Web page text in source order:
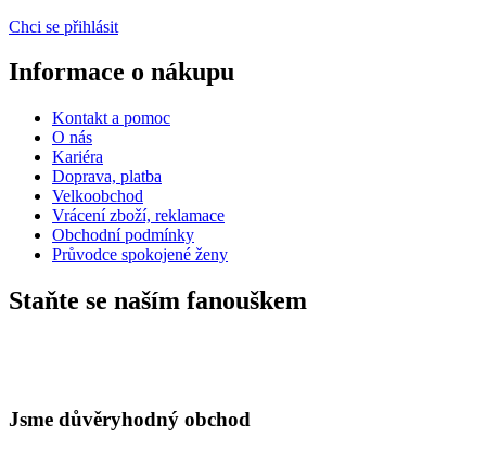
Chci se přihlásit
Informace o nákupu
Kontakt a pomoc
O nás
Kariéra
Doprava, platba
Velkoobchod
Vrácení zboží, reklamace
Obchodní podmínky
Průvodce spokojené ženy
Staňte se naším fanouškem
Jsme důvěryhodný obchod